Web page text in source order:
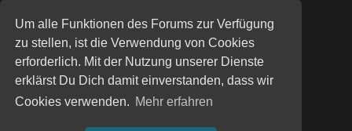
Um alle Funktionen des Forums zur Verfügung
zu stellen, ist die Verwendung von Cookies
erforderlich. Mit der Nutzung unserer Dienste
erklärst Du Dich damit einverstanden, dass wir
Cookies verwenden. Mehr erfahren